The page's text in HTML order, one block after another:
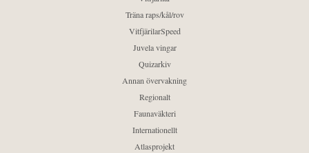
Träna raps/kål/rov
VitfjärilarSpeed
Juvela vingar
Quizarkiv
Annan övervakning
Regionalt
Faunaväkteri
Internationellt
Atlasprojekt